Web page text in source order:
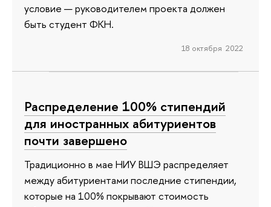
условие — руководителем проекта должен
быть студент ФКН.
18 октября 2022
Распределение 100% стипендий
для иностранных абитуриентов
почти завершено
Традиционно в мае НИУ ВШЭ распределяет
между абитуриентами последние стипендии,
которые на 100% покрывают стоимость